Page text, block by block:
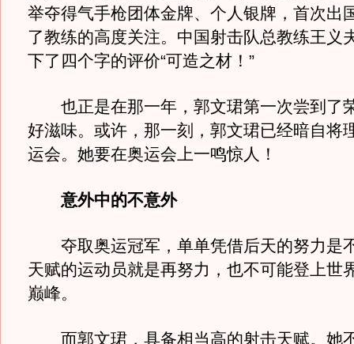
举夺得气手枪团体金牌、个人银牌，首次出
了教练的高度关注。中国射击队总教练王义
下了四个字的评价“可造之材！”
也正是在那一年，郭文珺第一次尝到了
好滋味。或许，那一刻，郭文珺已经暗自将
运会。她要在奥运会上一鸣惊人！
意外中的不意外
夺取奥运冠军，单单凭借后天的努力是
天赋的运动员就是再努力，也不可能登上世
巅峰。
而郭文珺，具备相当高的射击天赋。她